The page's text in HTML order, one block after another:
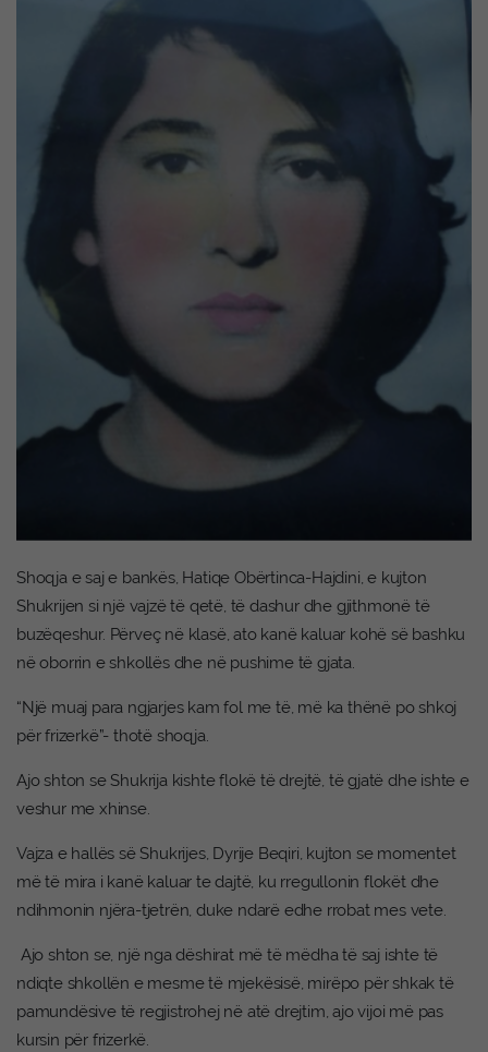
Shoqja e saj e bankës, Hatiqe Obërtinca-Hajdini, e kujton
Shukrijen si një vajzë të qetë, të dashur dhe gjithmonë të
buzëqeshur. Përveç në klasë, ato kanë kaluar kohë së bashku
në oborrin e shkollës dhe në pushime të gjata.
“Një muaj para ngjarjes kam fol me të, më ka thënë po shkoj
për frizerkë”- thotë shoqja.
Ajo shton se Shukrija kishte flokë të drejtë, të gjatë dhe ishte e
veshur me xhinse.
Vajza e hallës së Shukrijes, Dyrije Beqiri, kujton se momentet
më të mira i kanë kaluar te dajtë, ku rregullonin flokët dhe
ndihmonin njëra-tjetrën, duke ndarë edhe rrobat mes vete.
Ajo shton se, një nga dëshirat më të mëdha të saj ishte të
ndiqte shkollën e mesme të mjekësisë, mirëpo për shkak të
pamundësive të regjistrohej në atë drejtim, ajo vijoi më pas
kursin për frizerkë.